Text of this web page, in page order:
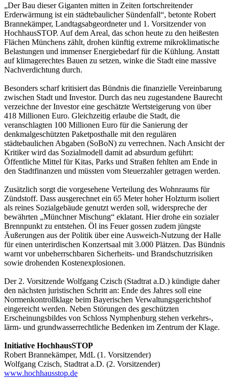
„Der Bau dieser Giganten mitten in Zeiten fortschreitender
Erderwärmung ist ein städtebaulicher Sündenfall“, betonte Robert
Brannekämper, Landtagsabgeordneter und 1. Vorsitzender von
HochhausSTOP. Auf dem Areal, das schon heute zu den heißesten
Flächen Münchens zählt, drohen künftig extreme mikroklimatische
Belastungen und immenser Energiebedarf für die Kühlung. Anstatt
auf klimagerechtes Bauen zu setzen, winke die Stadt eine massive
Nachverdichtung durch.
Besonders scharf kritisiert das Bündnis die finanzielle Vereinbarung
zwischen Stadt und Investor. Durch das neu zugestandene Baurecht
verzeichne der Investor eine geschätzte Wertsteigerung von über
418 Millionen Euro. Gleichzeitig erlaube die Stadt, die
veranschlagten 100 Millionen Euro für die Sanierung der
denkmalgeschützten Paketposthalle mit den regulären
städtebaulichen Abgaben (SoBoN) zu verrechnen. Nach Ansicht der
Kritiker wird das Sozialmodell damit ad absurdum geführt:
Öffentliche Mittel für Kitas, Parks und Straßen fehlten am Ende in
den Stadtfinanzen und müssten vom Steuerzahler getragen werden.
Zusätzlich sorgt die vorgesehene Verteilung des Wohnraums für
Zündstoff. Dass ausgerechnet ein 65 Meter hoher Holzturm isoliert
als reines Sozialgebäude genutzt werden soll, widerspreche der
bewährten „Münchner Mischung“ eklatant. Hier drohe ein sozialer
Brennpunkt zu entstehen. Öl ins Feuer gossen zudem jüngste
Äußerungen aus der Politik über eine Ausweich-Nutzung der Halle
für einen unterirdischen Konzertsaal mit 3.000 Plätzen. Das Bündnis
warnt vor unbeherrschbaren Sicherheits- und Brandschutzrisiken
sowie drohenden Kostenexplosionen.
Der 2. Vorsitzende Wolfgang Czisch (Stadtrat a.D.) kündigte daher
den nächsten juristischen Schritt an: Ende des Jahres soll eine
Normenkontrollklage beim Bayerischen Verwaltungsgerichtshof
eingereicht werden. Neben Störungen des geschützten
Erscheinungsbildes von Schloss Nymphenburg stehen verkehrs-,
lärm- und grundwasserrechtliche Bedenken im Zentrum der Klage.
Initiative HochhausSTOP
Robert Brannekämper, MdL (1. Vorsitzender)
Wolfgang Czisch, Stadtrat a.D. (2. Vorsitzender)
www.hochhausstop.de